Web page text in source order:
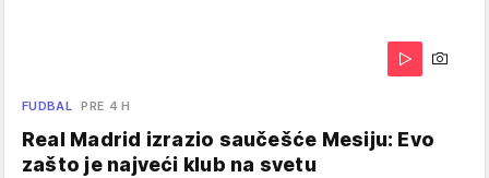
FUDBAL PRE 4 H
Real Madrid izrazio saučešće Mesiju: Evo
zašto je najveći klub na svetu